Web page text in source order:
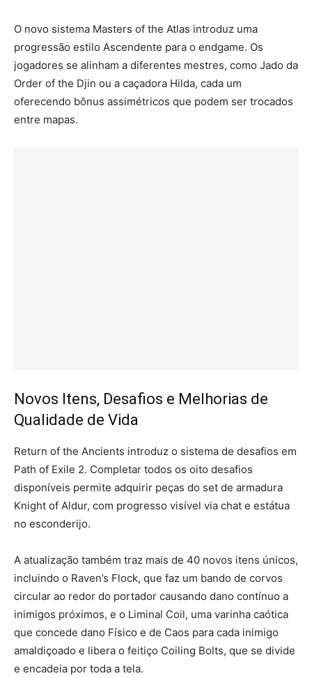
O novo sistema Masters of the Atlas introduz uma
progressão estilo Ascendente para o endgame. Os
jogadores se alinham a diferentes mestres, como Jado da
Order of the Djin ou a caçadora Hilda, cada um
oferecendo bônus assimétricos que podem ser trocados
entre mapas.
Novos Itens, Desafios e Melhorias de
Qualidade de Vida
Return of the Ancients introduz o sistema de desafios em
Path of Exile 2. Completar todos os oito desafios
disponíveis permite adquirir peças do set de armadura
Knight of Aldur, com progresso visível via chat e estátua
no esconderijo.
A atualização também traz mais de 40 novos itens únicos,
incluindo o Raven’s Flock, que faz um bando de corvos
circular ao redor do portador causando dano contínuo a
inimigos próximos, e o Liminal Coil, uma varinha caótica
que concede dano Físico e de Caos para cada inimigo
amaldiçoado e libera o feitiço Coiling Bolts, que se divide
e encadeia por toda a tela.